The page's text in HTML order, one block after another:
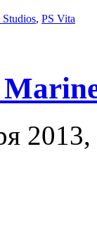
, PS Vita